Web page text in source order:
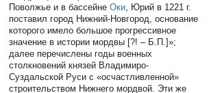
Поволжье и в бассейнеОки, Юрий в 1221 г.
поставил город Нижний-Новгород, основание
которого имело большое прогрессивное
значение в истории мордвы [?! – Б.П.]»;
далее перечислены годы военных
столкновений князей Владимиро-
Суздальской Руси с «осчастливленной»
строительством Нижнего мордвой. Эти же